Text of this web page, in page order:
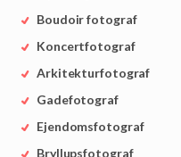
Boudoir fotograf
Koncertfotograf
Arkitekturfotograf
Gadefotograf
Ejendomsfotograf
Bryllupsfotograf